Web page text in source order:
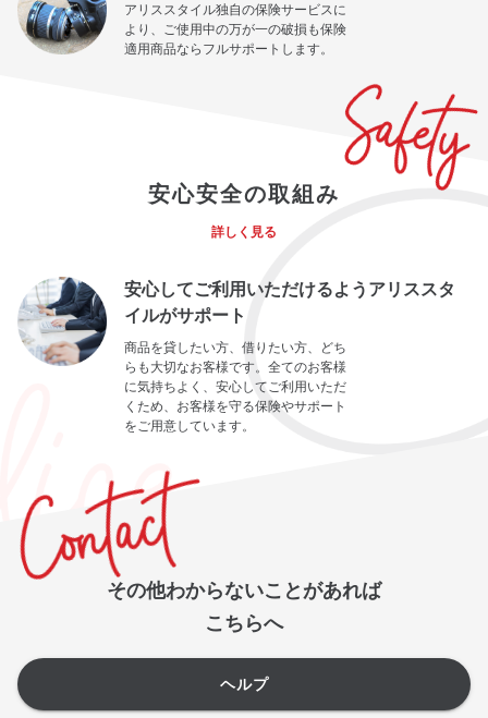
アリススタイル独自の保険サービスに
より、ご使用中の万が一の破損も保険
適用商品ならフルサポートします。
安心安全の取組み
詳しく見る
安心してご利用いただけるようアリススタ
イルがサポート
商品を貸したい方、借りたい方、どち
らも大切なお客様です。全てのお客様
に気持ちよく、安心してご利用いただ
くため、お客様を守る保険やサポート
をご用意しています。
その他わからないことがあれば
こちらへ
ヘルプ